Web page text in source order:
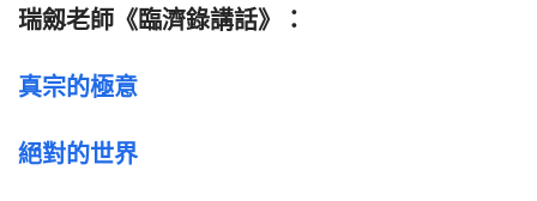
瑞劔老師《臨濟錄講話》：
真宗的極意
絕對的世界